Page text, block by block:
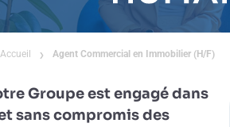
Accueil Agent Commercial en Immobilier (H/F)
Groupe est engagé dans
sans compromis des